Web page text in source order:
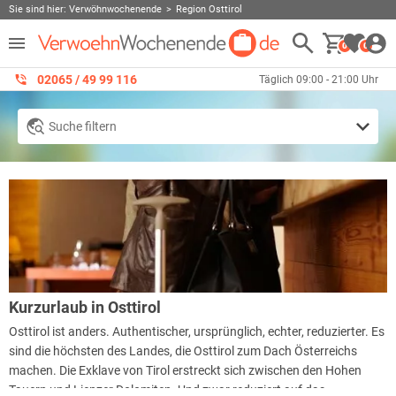
Sie sind hier: Verwöhnwochenende Region Osttirol
0 0
02065 / 49 ‌99 116 Täglich 09:00 - 21:00 Uhr
Suche filtern
Kurzurlaub in Osttirol
Osttirol ist anders. Authentischer, ursprünglich, echter, reduzierter. Es
sind die höchsten des Landes, die Osttirol zum Dach Österreichs
machen. Die Exklave von Tirol erstreckt sich zwischen den Hohen
Tauern und Lienzer Dolomiten. Und zwar reduziert auf das